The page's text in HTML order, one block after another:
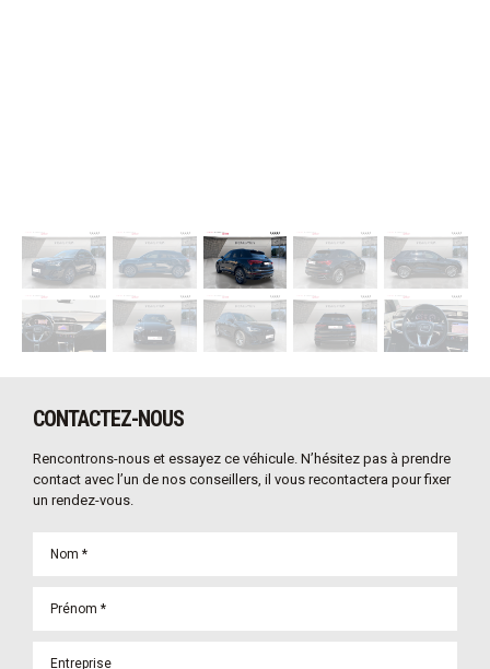
CONTACTEZ-NOUS
Rencontrons-nous et essayez ce véhicule. N’hésitez pas à prendre
contact avec l’un de nos conseillers, il vous recontactera pour fixer
un rendez-vous.